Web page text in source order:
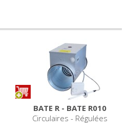
BATE R - BATE R010
Circulaires - Régulées